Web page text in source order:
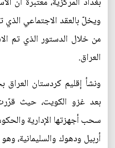
من خلال الدستور الذي تم
العراق.
بعد غزو الكويت، حيث قرّرت
سحب أجهزتها الإدارية
أربيل ودهوك والسليمانية،